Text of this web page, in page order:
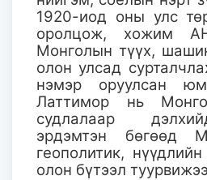
1920-иод оны улс
оролцож, хожим
Монголын түүх,
олон улсад
нэмэр оруулсан
Латтимор нь
судлалаар
эрдэмтэн бөгөөд
геополитик,
олон бүтээл